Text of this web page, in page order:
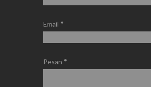
Email *
Pesan *